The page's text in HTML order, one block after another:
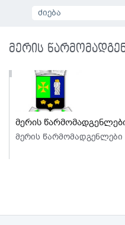
ᲑᲘᲣᲯᲔᲢᲘ
მერის
მერის
მერის წარმომადგენლები